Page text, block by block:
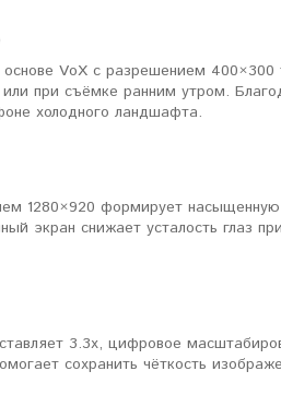
VoX с разрешением
при съёмке ранним утром.
холодного ландшафта.
1280×920 формирует
экран снижает усталость глаз
3.3x, цифровое
сохранить чёткость